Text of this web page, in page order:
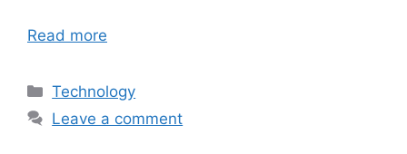
Read more
Categories
Technology
Leave a comment